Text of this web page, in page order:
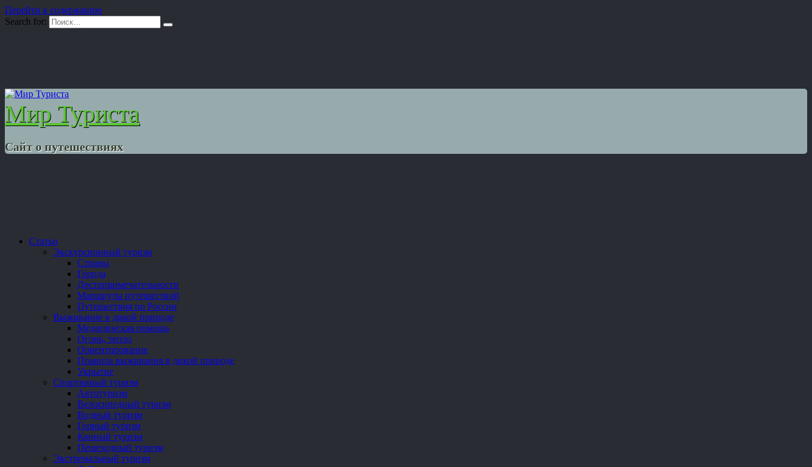
Перейти к содержанию
Search for:
Мир Туриста
Сайт о путешествиях
Статьи
Экскурсионный туризм
Страны
Города
Достопримечательности
Маршруты путешествий
Путешествия по России
Выживание в дикой природе
Медицинская помощь
Огонь, тепло
Ориентирование
Правила выживания в дикой природе
Укрытие
Спортивный туризм
Автотуризм
Велосипедный туризм
Водный туризм
Горный туризм
Конный туризм
Пешеходный туризм
Экстремальный туризм